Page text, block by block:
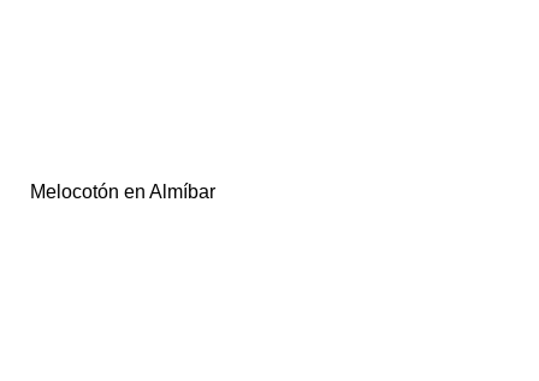
Melocotón en Almíbar